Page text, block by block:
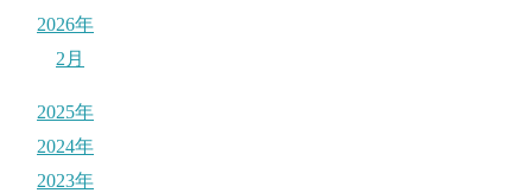
2026年
2月
2025年
2024年
2023年